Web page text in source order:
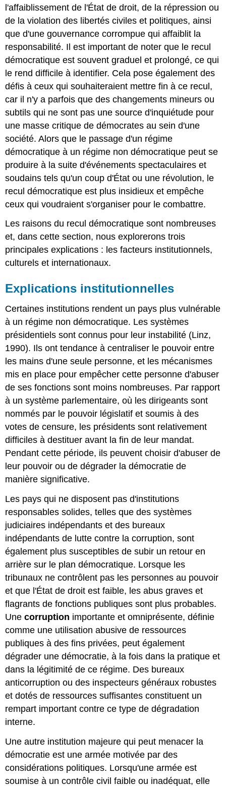
l'affaiblissement de l'État de droit, de la répression ou
de la violation des libertés civiles et politiques, ainsi
que d'une gouvernance corrompue qui affaiblit la
responsabilité. Il est important de noter que le recul
démocratique est souvent graduel et prolongé, ce qui
le rend difficile à identifier. Cela pose également des
défis à ceux qui souhaiteraient mettre fin à ce recul,
car il n'y a parfois que des changements mineurs ou
subtils qui ne sont pas une source d'inquiétude pour
une masse critique de démocrates au sein d'une
société. Alors que le passage d'un régime
démocratique à un régime non démocratique peut se
produire à la suite d'événements spectaculaires et
soudains tels qu'un coup d'État ou une révolution, le
recul démocratique est plus insidieux et empêche
ceux qui voudraient s'organiser pour le combattre.
Les raisons du recul démocratique sont nombreuses
et, dans cette section, nous explorerons trois
principales explications : les facteurs institutionnels,
culturels et internationaux.
Explications institutionnelles
Certaines institutions rendent un pays plus vulnérable
à un régime non démocratique. Les systèmes
présidentiels sont connus pour leur instabilité (Linz,
1990). Ils ont tendance à centraliser le pouvoir entre
les mains d'une seule personne, et les mécanismes
mis en place pour empêcher cette personne d'abuser
de ses fonctions sont moins nombreuses. Par rapport
à un système parlementaire, où les dirigeants sont
nommés par le pouvoir législatif et soumis à des
votes de censure, les présidents sont relativement
difficiles à destituer avant la fin de leur mandat.
Pendant cette période, ils peuvent choisir d'abuser de
leur pouvoir ou de dégrader la démocratie de
manière significative.
Les pays qui ne disposent pas d'institutions
responsables solides, telles que des systèmes
judiciaires indépendants et des bureaux
indépendants de lutte contre la corruption, sont
également plus susceptibles de subir un retour en
arrière sur le plan démocratique. Lorsque les
tribunaux ne contrôlent pas les personnes au pouvoir
et que l'État de droit est faible, les abus graves et
flagrants de fonctions publiques sont plus probables.
Unecorruption importante et omniprésente, définie
comme une utilisation abusive de ressources
publiques à des fins privées, peut également
dégrader une démocratie, à la fois dans la pratique et
dans la légitimité de ce régime. Des bureaux
anticorruption ou des inspecteurs généraux robustes
et dotés de ressources suffisantes constituent un
rempart important contre ce type de dégradation
interne.
Une autre institution majeure qui peut menacer la
démocratie est une armée motivée par des
considérations politiques. Lorsqu'une armée est
soumise à un contrôle civil faible ou inadéquat, elle